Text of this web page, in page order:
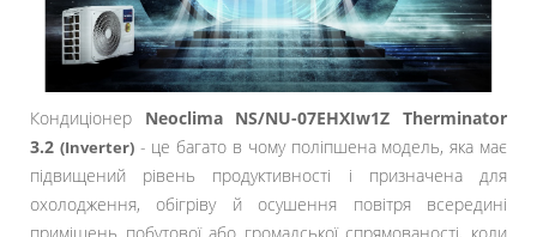
Кондиціонер Neoclima NS/NU-07EHXIw1Z Therminator
3.2 (Inverter)- це багато в чому поліпшена модель, яка має
підвищений рівень продуктивності і призначена для
охолодження, обігріву й осушення повітря всередині
приміщень побутової або громадської спрямованості, коли